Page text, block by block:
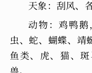
天象：刮风、
动物：鸡鸭
虫、蛇、蝴蝶、靖
鱼类、虎、猫、